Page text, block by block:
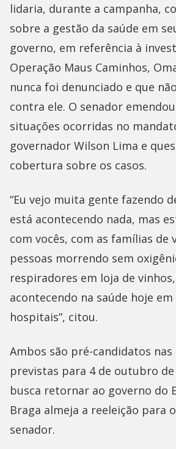
lidaria, durante a campanha,
sobre a gestão da saúde em
governo, em referência à
Operação Maus Caminhos,
nunca foi denunciado e que
contra ele. O senador
situações ocorridas no
governador Wilson Lima e
cobertura sobre os casos.
“Eu vejo muita gente fazendo
está acontecendo nada, mas
com vocês, com as famílias de
pessoas morrendo sem
respiradores em loja de
acontecendo na saúde hoje
hospitais”, citou.
Ambos são pré-candidatos nas
previstas para 4 de outubro de
busca retornar ao governo do
Braga almeja a reeleição para
senador.